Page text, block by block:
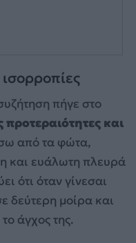
πήγε στο
και
από τα φώτα,
και ευάλωτη πλευρά
ότι όταν γίνεσαι
δεύτερη μοίρα και
άγχος της.